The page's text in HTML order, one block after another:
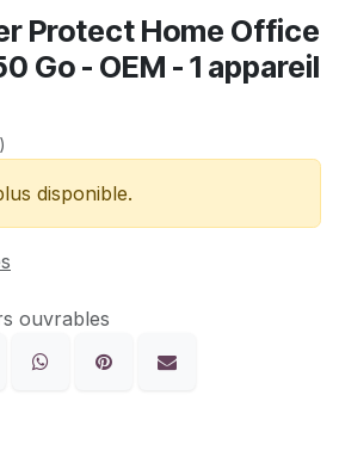
Protect Home Office
Go - OEM - 1 appareil
disponible.
ouvrables